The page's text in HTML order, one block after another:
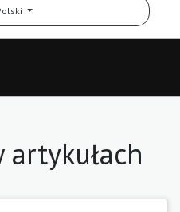
artykułach